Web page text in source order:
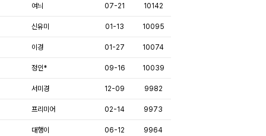
여늬 07-21 10142
신유미 01-13 10095
이경 01-27 10074
정인* 09-16 10039
서미경 12-09 9982
프리미어 02-14 9973
대행이 06-12 9964